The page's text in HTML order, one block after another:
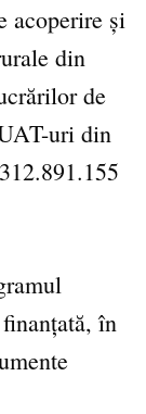
acoperire și
din
de
uri din
în